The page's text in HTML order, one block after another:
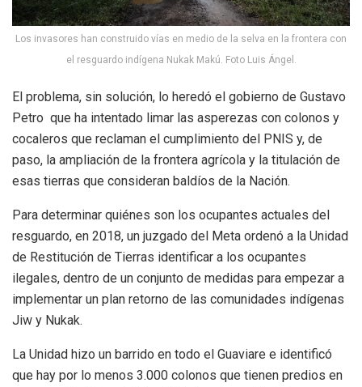
Los invasores han construido vías en medio de la selva en la frontera con
el resguardo indígena Nukak Makú. Foto Luis Ángel.
El problema, sin solución, lo heredó el gobierno de Gustavo
Petro que ha intentado limar las asperezas con colonos y
cocaleros que reclaman el cumplimiento del PNIS y, de
paso, la ampliación de la frontera agrícola y la titulación de
esas tierras que consideran baldíos de la Nación.
Para determinar quiénes son los ocupantes actuales del
resguardo, en 2018, un juzgado del Meta ordenó a la Unidad
de Restitución de Tierras identificar a los ocupantes
ilegales, dentro de un conjunto de medidas para empezar a
implementar un plan retorno de las comunidades indígenas
Jiw y Nukak.
La Unidad hizo un barrido en todo el Guaviare e identificó
que hay por lo menos 3.000 colonos que tienen predios en